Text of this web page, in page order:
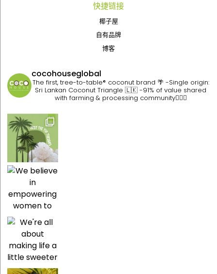
快捷链接
椰子屋
自有品牌
博客
cocohouseglobal
The first, tree-to-table® coconut brand 🌴 -Single origin:
Sri Lankan Coconut Triangle 🇱🇰 -91% of value shared
with farming & processing community👷🏽‍♀️